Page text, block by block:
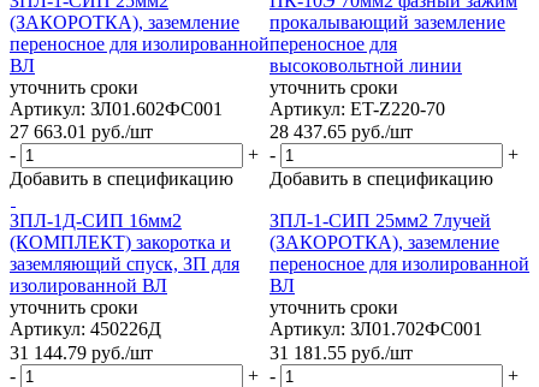
(ЗАКОРОТКА), заземление
переносное для изолированной
ВЛ
уточнить сроки
Артикул: ЗЛ01.602ФС001
27 663.01 руб./шт
-
+
Добавить в спецификацию
прокалывающий заземление
переносное для
высоковольтной линии
уточнить сроки
Артикул: ET-Z220-70
28 437.65 руб./шт
-
+
Добавить в спецификацию
ЗПЛ-1Д-СИП 16мм2
(КОМПЛЕКТ) закоротка и
заземляющий спуск, ЗП для
изолированной ВЛ
уточнить сроки
Артикул: 450226Д
31 144.79 руб./шт
-
+
ЗПЛ-1-СИП 25мм2 7лучей
(ЗАКОРОТКА), заземление
переносное для изолированной
ВЛ
уточнить сроки
Артикул: ЗЛ01.702ФС001
31 181.55 руб./шт
-
+